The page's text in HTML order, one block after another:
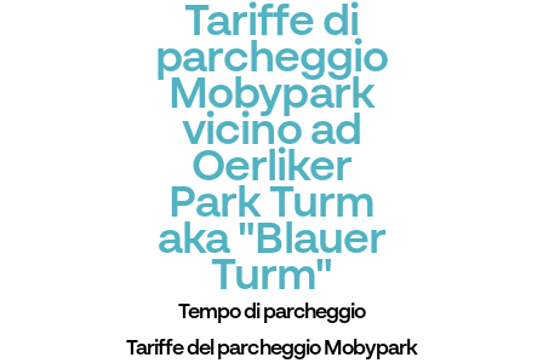
Tariffe di
parcheggio
Mobypark
vicino ad
Oerliker
Park Turm
aka "Blauer
Turm"
Tempo di parcheggio
Tariffe del parcheggio Mobypark